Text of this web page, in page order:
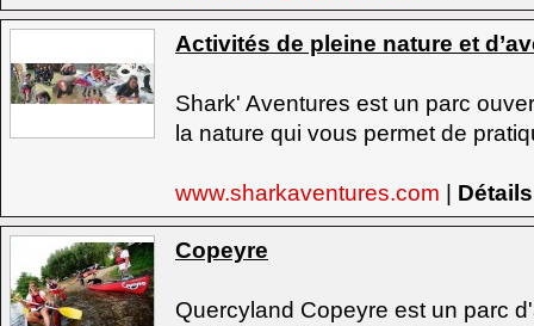
Activités de pleine nature et
Shark' Aventures est un parc
la nature qui vous permet de
www.sharkaventures.com | Détails
Copeyre
Quercyland Copeyre est un parc